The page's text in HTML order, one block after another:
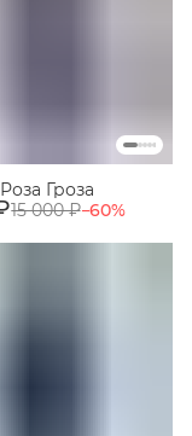
15 000 ₽−60%
Гроза